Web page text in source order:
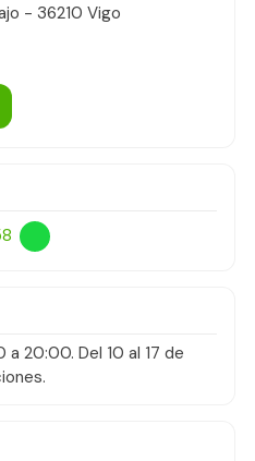
- 36210 Vigo
20:00. Del 10 al 17 de